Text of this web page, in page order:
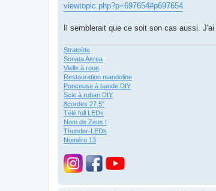
viewtopic.php?p=697654#p697654
Il semblerait que ce soit son cas aussi.
Stratoïde
Sonata Aerea
Vielle à roue
Restauration mandoline
Ponceuse à bande DIY
Scie à ruban DIY
8cordes 27,5"
Télé full LEDs
Nom de Zeus !
Thunder-LEDs
Numéro 13